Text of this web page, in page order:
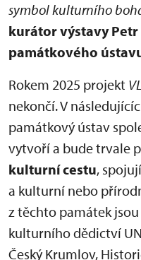
symbol kulturního
kurátor výstavy
památkového
Rokem 2025 projekt
nekončí. V
památkový ústav
vytvoří a bude trvale
kulturní cestu,
a kulturní nebo
z těchto památek
kulturního dědictví
Český Krumlov,